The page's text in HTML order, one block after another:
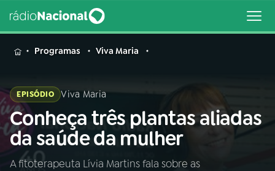
MENU
Buscar
na
Rádio
Nacional
Buscar
Programas Viva Maria
EPISÓDIO Viva Maria
Conheça três plantas aliadas
da saúde da mulher
A fitoterapeuta Lívia Martins fala sobre as